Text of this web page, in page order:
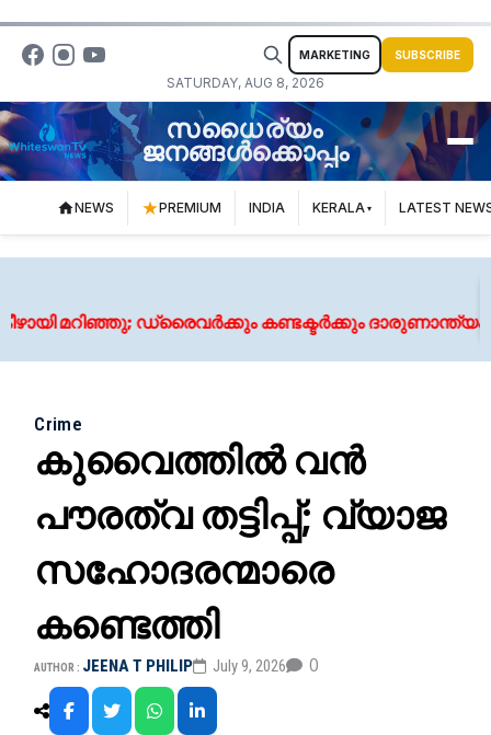
SATURDAY, AUG 8, 2026
MARKETING SUBSCRIBE
സധൈര്യം
ജനങ്ങൾക്കൊപ്പം
NEWS PREMIUM INDIA KERALA LATEST
മറിഞ്ഞു; ഡ്രെെവർക്കും കണ്ടക്ടർക്കും ദാരുണാന്ത്യം
Crime
കുവൈത്തിൽ വൻ
പൗരത്വ തട്ടിപ്പ്; വ്യാജ
സഹോദരന്മാരെ
കണ്ടെത്തി
AUTHOR : JEENA T PHILIP July 9, 2026 0